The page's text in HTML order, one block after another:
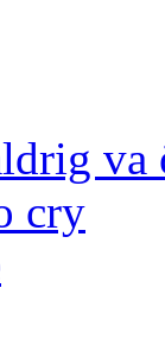
cry